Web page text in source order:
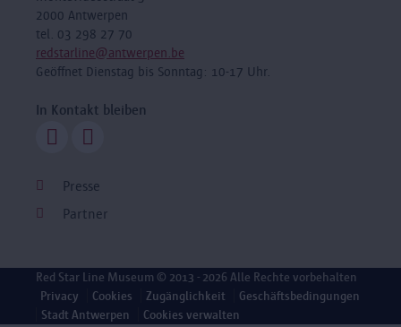
2000 Antwerpen
tel. 03 298 27 70
redstarline@antwerpen.be
Geöffnet Dienstag bis Sonntag: 10-17 Uhr.
In Kontakt bleiben
Presse
Partner
Red Star Line Museum © 2013 - 2026 Alle Rechte vorbehalten
Privacy
Cookies Zugänglichkeit
Geschäftsbedingungen
Stadt Antwerpen
Cookies verwalten